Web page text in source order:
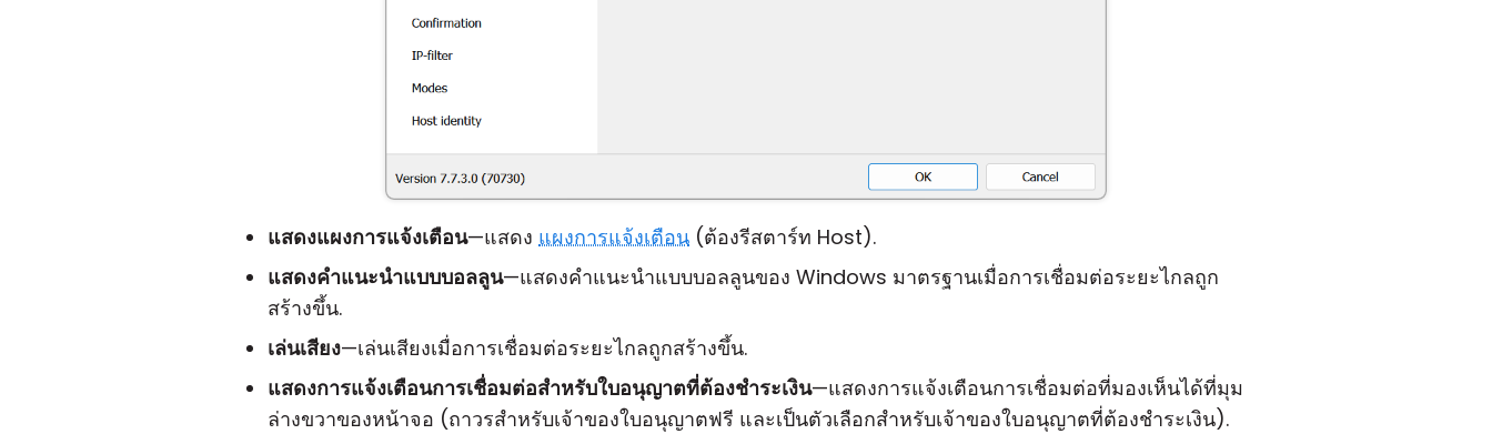
แสดงแผงการแจ้งเตือน—แสดง แผงการแจ้งเตือน (ต้องรีสตาร์ท Host).
แสดงคำแนะนำแบบบอลลูน—แสดงคำแนะนำแบบบอลลูนของ Windows มาตรฐานเมื่อการเชื่อมต่อระยะไกลถูก
สร้างขึ้น.
เล่นเสียง—เล่นเสียงเมื่อการเชื่อมต่อระยะไกลถูกสร้างขึ้น.
แสดงการแจ้งเตือนการเชื่อมต่อสำหรับใบอนุญาตที่ต้องชำระเงิน—แสดงการแจ้งเตือนการเชื่อมต่อที่มองเห็นได้ที่มุม
ล่างขวาของหน้าจอ (ถาวรสำหรับเจ้าของใบอนุญาตฟรี และเป็นตัวเลือกสำหรับเจ้าของใบอนุญาตที่ต้องชำระเงิน).